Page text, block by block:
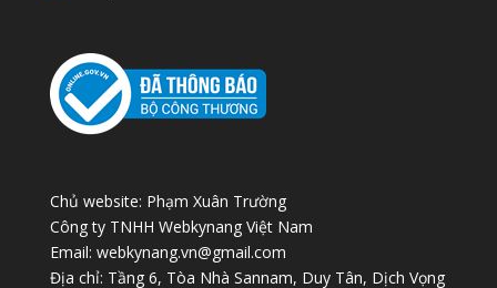
Chủ website: Phạm Xuân Trường
Công ty TNHH Webkynang Việt Nam
Email: webkynang.vn@gmail.com
Địa chỉ: Tầng 6, Tòa Nhà Sannam, Duy Tân, Dịch Vọng